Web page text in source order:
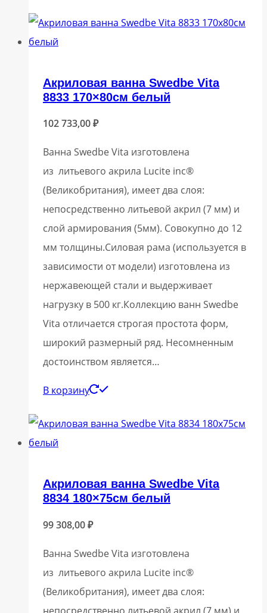
Акриловая ванна Swedbe Vita
8833 170×80см белый
102 733,00₽
Ванна Swedbe Vita изготовлена
из литьевого акрила Lucite inc®
(Великобритания), имеет два слоя:
непосредственно литьевой акрил (7 мм) и
слой армирования (5мм). Совокупно до 12
мм толщины.Силовая рама (используется в
зависимости от модели) изготовлена из
нержавеющей стали и выдерживает
нагрузку в 500 кг.Коллекцию ванн Swedbe
Vita отличается строгая простота форм,
широкий размерный ряд. Несомненным
достоинством является…
В корзину
Акриловая ванна Swedbe Vita
8834 180×75см белый
99 308,00₽
Ванна Swedbe Vita изготовлена
из литьевого акрила Lucite inc®
(Великобритания), имеет два слоя:
непосредственно литьевой акрил (7 мм) и